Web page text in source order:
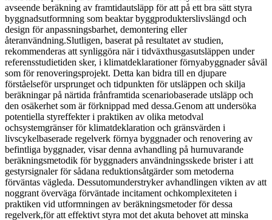
avseende beräkning av framtidautsläpp för att på ett bra sätt styra
byggnadsutformning som beaktar byggprodukterslivslängd och
design för anpassningsbarhet, demontering eller
återanvändning.Slutligen, baserat på resultatet av studien,
rekommenderas att synliggöra när i tidväxthusgasutsläppen under
referensstudietiden sker, i klimatdeklarationer förnyabyggnader såväl
som för renoveringsprojekt. Detta kan bidra till en djupare
förståelseför ursprunget och tidpunkten för utsläppen och skilja
beräkningar på närtida frånframtida scenariobaserade utsläpp och
den osäkerhet som är förknippad med dessa.Genom att undersöka
potentiella styreffekter i praktiken av olika metodval
ochsystemgränser för klimatdeklaration och gränsvärden i
livscykelbaserade regelverk förnya byggnader och renovering av
befintliga byggnader, visar denna avhandling på hurnuvarande
beräkningsmetodik för byggnaders användningsskede brister i att
gestyrsignaler för sådana reduktionsåtgärder som metoderna
förväntas vägleda. Dessutomunderstryker avhandlingen vikten av att
noggrant överväga förväntade incitament ochkomplexiteten i
praktiken vid utformningen av beräkningsmetoder för dessa
regelverk,för att effektivt styra mot det akuta behovet att minska